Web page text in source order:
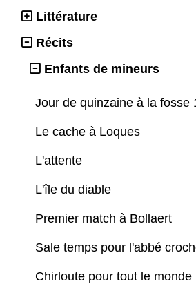
Littérature
Récits
Enfants de mineurs
Jour de quinzaine à la fosse
Le cache à Loques
L'attente
L'île du diable
Premier match à Bollaert
Sale temps pour l'abbé
Chirloute pour tout le monde